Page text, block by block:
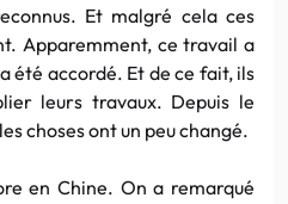
Et malgré cela ces
Apparemment, ce travail a
été accordé. Et de ce fait, ils
leurs travaux. Depuis le
choses ont un peu changé.
en Chine. On a remarqué